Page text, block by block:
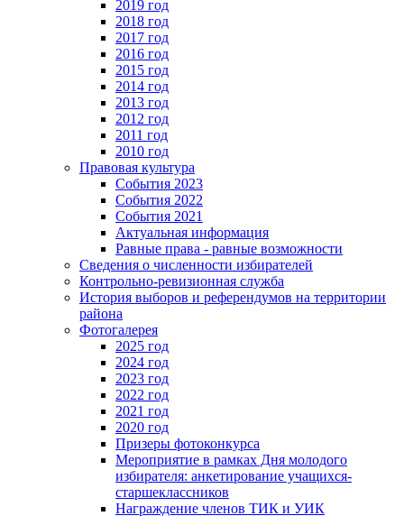
2019 год
2018 год
2017 год
2016 год
2015 год
2014 год
2013 год
2012 год
2011 год
2010 год
Правовая культура
События 2023
События 2022
События 2021
Актуальная информация
Равные права - равные возможности
Сведения о численности избирателей
Контрольно-ревизионная служба
История выборов и референдумов на территории
района
Фотогалерея
2025 год
2024 год
2023 год
2022 год
2021 год
2020 год
Призеры фотоконкурса
Мероприятие в рамках Дня молодого
избирателя: анкетирование учащихся-
старшеклассников
Награждение членов ТИК и УИК